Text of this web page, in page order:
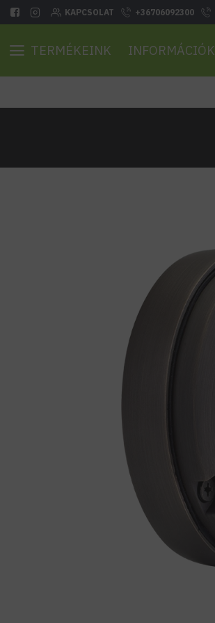
KAPCSOLAT +36706092300
TERMÉKEINK INFORMÁCIÓK